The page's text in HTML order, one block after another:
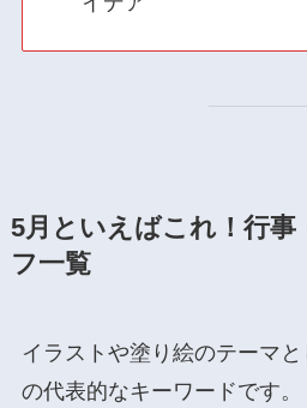
5月といえばこれ！行事
フ一覧
イラストや塗り絵のテーマ
の代表的なキーワードです。